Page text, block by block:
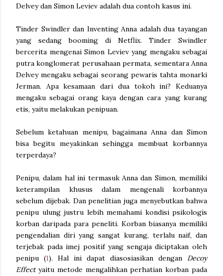
Delvey dan Simon Leviev adalah dua contoh kasus ini.
Tinder Swindler dan Inventing Anna adalah dua tayangan
yang sedang booming di Netflix. Tinder Swindler
bercerita mengenai Simon Leviev yang mengaku sebagai
putra konglomerat perusahaan permata, sementara Anna
Delvey mengaku sebagai seorang pewaris tahta monarki
Jerman. Apa kesamaan dari dua tokoh ini? Keduanya
mengaku sebagai orang kaya dengan cara yang kurang
etis, yaitu melakukan penipuan.
Sebelum ketahuan menipu, bagaimana Anna dan Simon
bisa begitu meyakinkan sehingga membuat korbannya
terperdaya?
Penipu, dalam hal ini termasuk Anna dan Simon, memiliki
keterampilan khusus dalam mengenali korbannya
sebelum dijebak. Dan penelitian juga menyebutkan bahwa
penipu ulung justru lebih memahami kondisi psikologis
korban daripada para peneliti. Korban biasanya memiliki
pengendalian diri yang sangat kurang, terlalu naif, dan
terjebak pada imej positif yang sengaja diciptakan oleh
penipu (1). Hal ini dapat diasosiasikan dengan Decoy
Effectyaitu metode mengalihkan perhatian korban pada